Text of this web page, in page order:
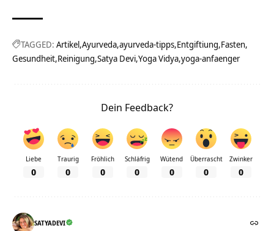
TAGGED: Artikel Ayurveda ayurveda-tipps Entgiftiung Fasten
Gesundheit Reinigung Satya Devi Yoga Vidya yoga-anfaenger
Dein Feedback?
Liebe
0
Traurig
0
Fröhlich
0
Schläfrig
0
Wütend
0
Überrascht
0
Zwinker
0
SATYADEVI